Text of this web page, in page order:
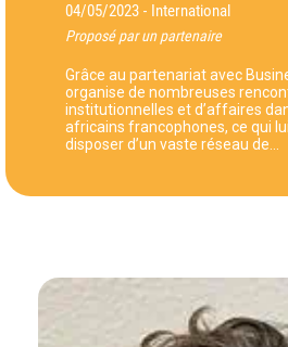
04/05/2023 - International
Proposé par un partenaire
Grâce au partenariat avec
organise de nombreuses
institutionnelles et d’affaires
africains francophones, ce qui
disposer d’un vaste réseau de…